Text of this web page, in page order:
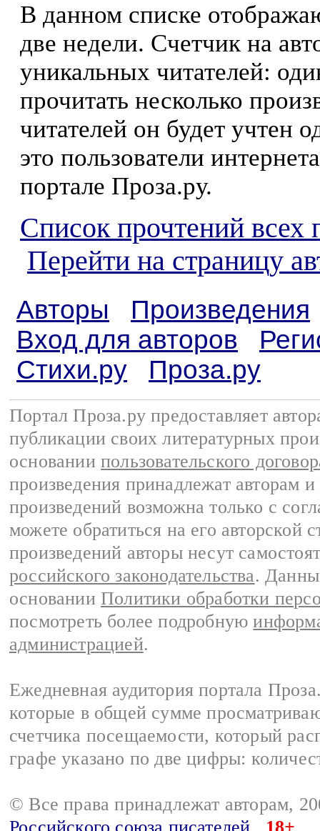
В данном списке
две недели. Счетчик на
уникальных читателей:
прочитать несколько
читателей он будет учтен
это пользователи
портале Проза.ру.
Список прочтений всех
Перейти на страницу
Авторы
Произведения
Вход для авторов
Стихи.ру
Проза.ру
Портал Проза.ру предоставляет
публикации своих литературных
основании пользовательского
произведения принадлежат авторам
произведений возможна только с
можете обратиться на его авторской
произведений авторы несут
российского законодательства.
основании Политики обработки
посмотреть более подробную
администрацией.
Ежедневная аудитория портала
которые в общей сумме
счетчика посещаемости, который
графе указано по две цифры:
© Все права принадлежат авторам,
Российского союза писателей
18+